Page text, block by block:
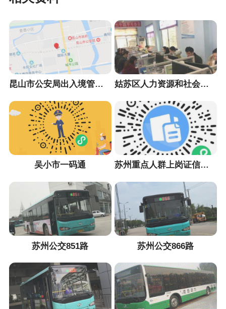
昆山市公安局出入境管理大队 姑苏区人力资源和社会保障局
吴小市一码通 苏州重点人群上岗证信息采集小程序
苏州公交851路 苏州公交866路